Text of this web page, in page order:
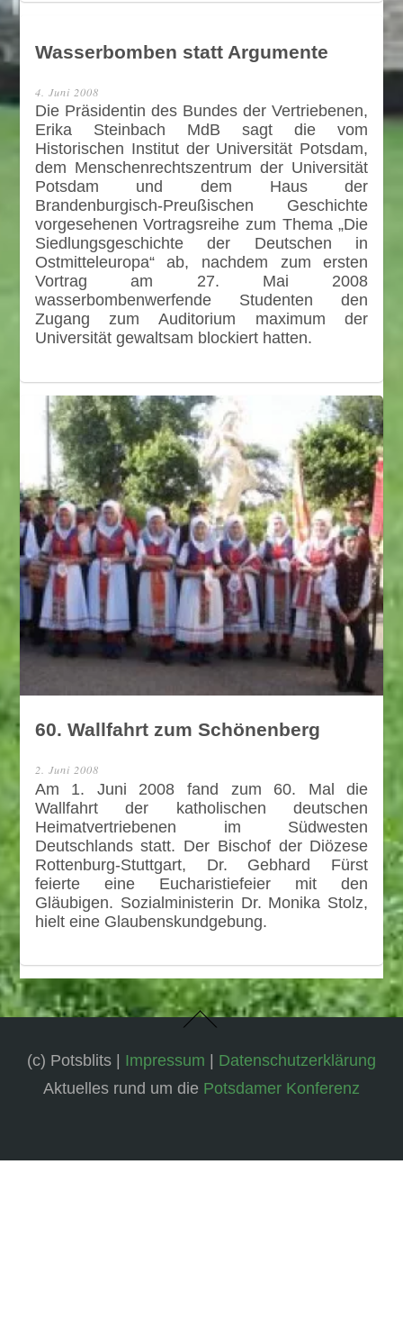
Wasserbomben statt Argumente
4. Juni 2008
Die Präsidentin des Bundes der Vertriebenen,
Erika Steinbach MdB sagt die vom
Historischen Institut der Universität Potsdam,
dem Menschenrechtszentrum der Universität
Potsdam und dem Haus der
Brandenburgisch-Preußischen Geschichte
vorgesehenen Vortragsreihe zum Thema „Die
Siedlungsgeschichte der Deutschen in
Ostmitteleuropa“ ab, nachdem zum ersten
Vortrag am 27. Mai 2008
wasserbombenwerfende Studenten den
Zugang zum Auditorium maximum der
Universität gewaltsam blockiert hatten.
60. Wallfahrt zum Schönenberg
2. Juni 2008
Am 1. Juni 2008 fand zum 60. Mal die
Wallfahrt der katholischen deutschen
Heimatvertriebenen im Südwesten
Deutschlands statt. Der Bischof der Diözese
Rottenburg-Stuttgart, Dr. Gebhard Fürst
feierte eine Eucharistiefeier mit den
Gläubigen. Sozialministerin Dr. Monika Stolz,
hielt eine Glaubenskundgebung.
(c) Potsblits | Impressum | Datenschutzerklärung
Aktuelles rund um die Potsdamer Konferenz